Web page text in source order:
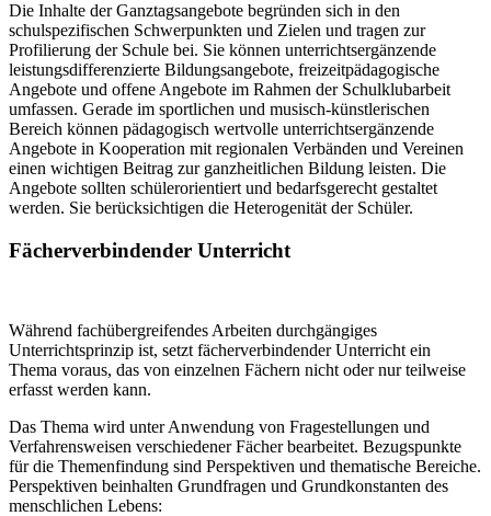
Die Inhalte der Ganztagsangebote begründen sich in den
schulspezifischen Schwerpunkten und Zielen und tragen zur
Profilierung der Schule bei. Sie können unterrichtsergänzende
leistungsdifferenzierte Bildungsangebote, freizeitpädagogische
Angebote und offene Angebote im Rahmen der Schulklubarbeit
umfassen. Gerade im sportlichen und musisch-künstlerischen
Bereich können pädagogisch wertvolle unterrichtsergänzende
Angebote in Kooperation mit regionalen Verbänden und Vereinen
einen wichtigen Beitrag zur ganzheitlichen Bildung leisten. Die
Angebote sollten schülerorientiert und bedarfsgerecht gestaltet
werden. Sie berücksichtigen die Heterogenität der Schüler.
Fächerverbindender Unterricht
Während fachübergreifendes Arbeiten durchgängiges
Unterrichtsprinzip ist, setzt fächerverbindender Unterricht ein
Thema voraus, das von einzelnen Fächern nicht oder nur teilweise
erfasst werden kann.
Das Thema wird unter Anwendung von Fragestellungen und
Verfahrensweisen verschiedener Fächer bearbeitet. Bezugspunkte
für die Themenfindung sind Perspektiven und thematische Bereiche.
Perspektiven beinhalten Grundfragen und Grundkonstanten des
menschlichen Lebens: